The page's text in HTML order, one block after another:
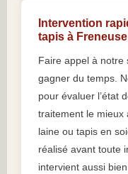
Intervention
tapis à Freneuse
Faire appel à notre
gagner du temps.
pour évaluer l’état
traitement le mieux
laine ou tapis en
réalisé avant toute
intervient aussi